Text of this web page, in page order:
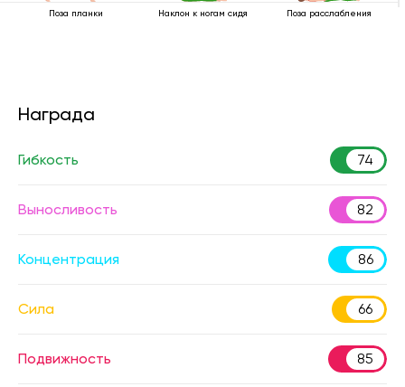
Поза планки Наклон к ногам сидя Поза расслабления
Награда
Гибкость 74
Выносливость 82
Концентрация 86
Сила 66
Подвижность 85